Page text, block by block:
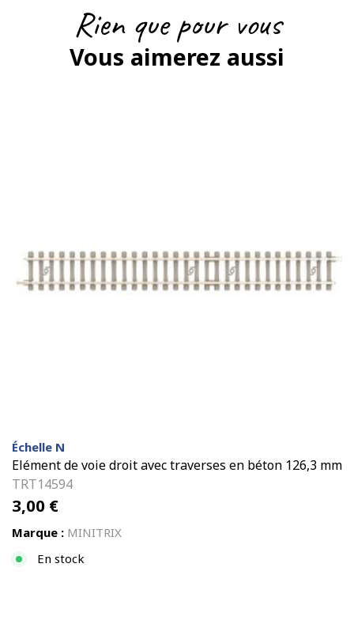
Rien que pour vous
Vous aimerez aussi
Échelle N
Elément de voie droit avec traverses en béton 126,3 mm
TRT14594
3,00 €
Marque : MINITRIX
En stock